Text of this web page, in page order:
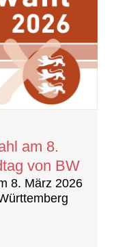
am 8.
von BW
8. März 2026